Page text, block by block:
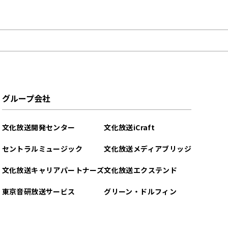
グループ会社
文化放送開発センター
セントラルミュージック
文化放送キャリアパートナーズ
東京音研放送サービス
文化放送iCraft
文化放送メディアブリッジ
文化放送エクステンド
グリーン・ドルフィン